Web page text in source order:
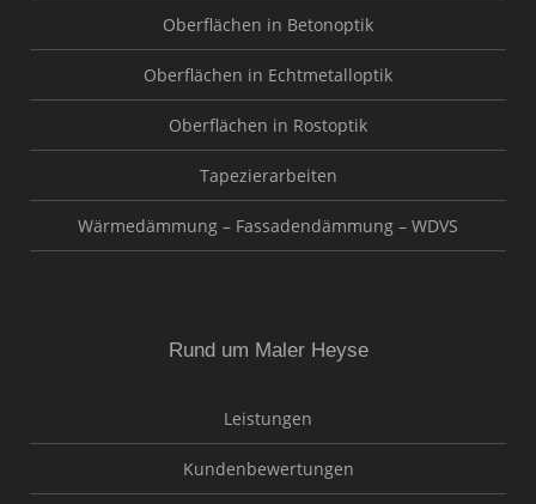
Oberflächen in Betonoptik
Oberflächen in Echtmetalloptik
Oberflächen in Rostoptik
Tapezierarbeiten
Wärmedämmung – Fassadendämmung – WDVS
Rund um Maler Heyse
Leistungen
Kundenbewertungen